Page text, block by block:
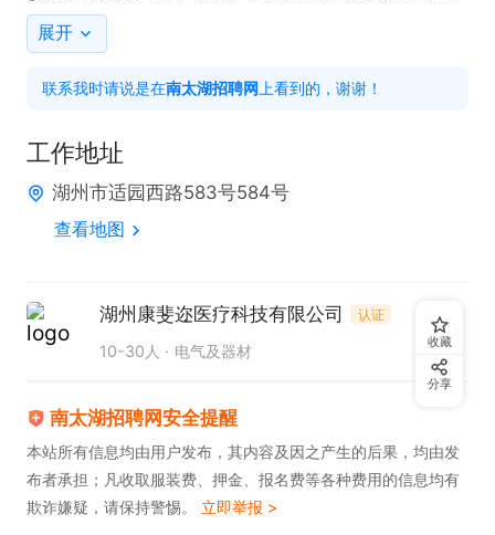
有良好的亲和力。
展开
联系我时请说是在南太湖招聘网 上看到的，谢谢！
工作地址
湖州市适园西路583号584号
查看地图
湖州康斐迩医疗科技有限公司 认证
10-30人 电气及器材
南太湖招聘网安全提醒
本站所有信息均由用户发布，其内容及因之产生的后果，均由发
布者承担；凡收取服装费、押金、报名费等各种费用的信息均有
欺诈嫌疑，请保持警惕。 立即举报 >
收藏
分享